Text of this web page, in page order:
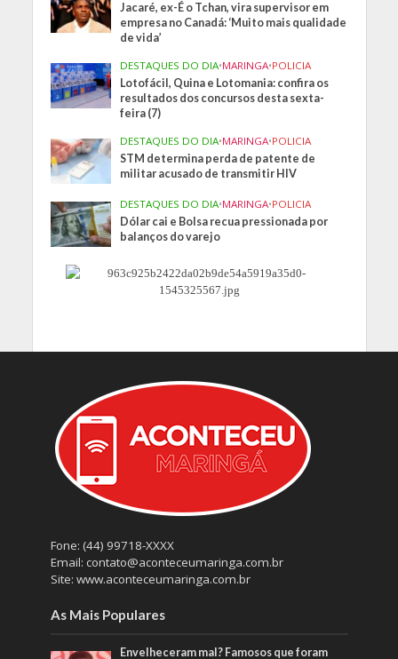
Jacaré, ex-É o Tchan, vira supervisor em
empresa no Canadá: ‘Muito mais qualidade
de vida’
DESTAQUES DO DIA•MARINGA•POLICIA
Lotofácil, Quina e Lotomania: confira os
resultados dos concursos desta sexta-
feira (7)
DESTAQUES DO DIA•MARINGA•POLICIA
STM determina perda de patente de
militar acusado de transmitir HIV
DESTAQUES DO DIA•MARINGA•POLICIA
Dólar cai e Bolsa recua pressionada por
balanços do varejo
Fone: (44) 99718-XXXX
Email: contato@aconteceumaringa.com.br
Site: www.aconteceumaringa.com.br
As Mais Populares
Envelheceram mal? Famosos que foram